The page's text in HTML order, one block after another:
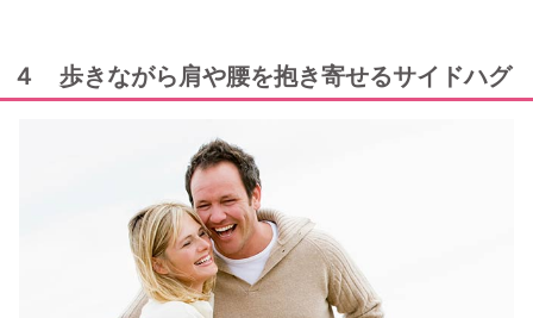
４ 歩きながら肩や腰を抱き寄せるサイドハグ